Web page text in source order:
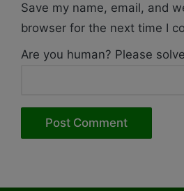
Save my name, email, and
browser for the next time I
Are you human? Please